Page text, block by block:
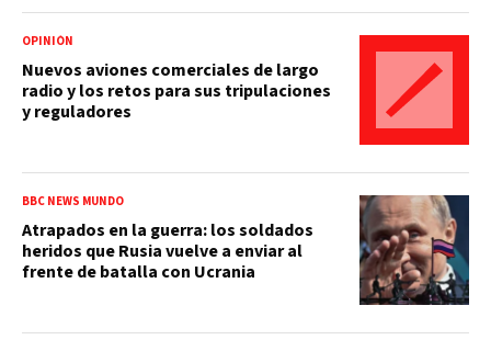
OPINIÓN
Nuevos aviones comerciales de largo
radio y los retos para sus tripulaciones
y reguladores
BBC NEWS MUNDO
Atrapados en la guerra: los soldados
heridos que Rusia vuelve a enviar al
frente de batalla con Ucrania